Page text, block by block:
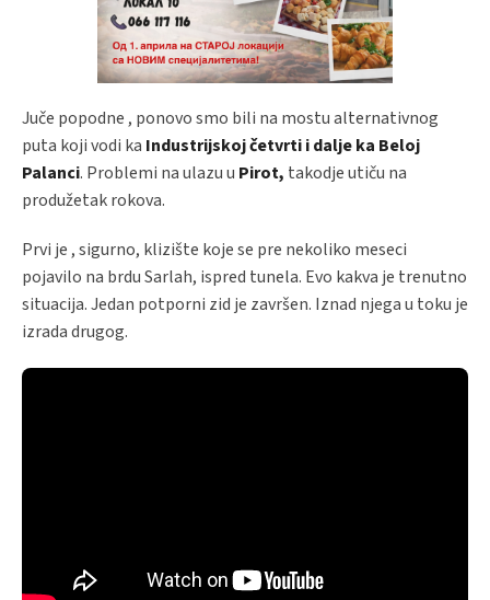
Juče popodne , ponovo smo bili na mostu alternativnog
puta koji vodi ka Industrijskoj četvrti i dalje ka Beloj
Palanci. Problemi na ulazu u Pirot, takodje utiču na
produžetak rokova.
Prvi je , sigurno, klizište koje se pre nekoliko meseci
pojavilo na brdu Sarlah, ispred tunela. Evo kakva je trenutno
situacija. Jedan potporni zid je završen. Iznad njega u toku je
izrada drugog.